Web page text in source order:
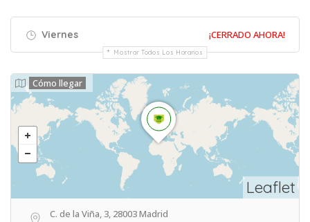
Viernes ¡CERRADO AHORA!
Mostrar Todos Los Horarios
Leaflet
Cómo llegar
C. de la Viña, 3, 28003 Madrid